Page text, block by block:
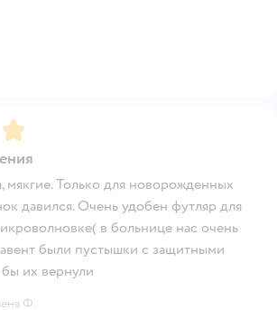
мякгие. Только для новорожденных
давился. Очень удобен футляр для
в больнице нас очень
были пустышки с защитными
их вернули
Ф.